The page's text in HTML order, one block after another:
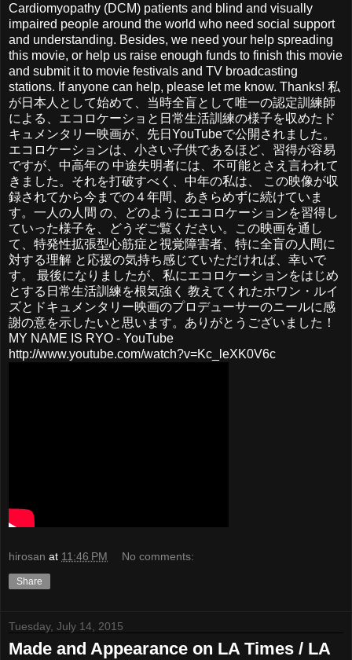
Cardiomyopathy (DCM) patients and blind and visually
impaired people around the world who need social support
and understanding. Besides, we need your help spreading
this movie, or help us raise enough funds to finish this movie
and submit it to movie festivals and TV broadcasting
stations. If anyone can help, please let me know. Thanks! 私
が日本人として始めて、当時全盲として唯一の認定訓練師
による、エコロケーショと日常生活訓練の様子を収めたド
キュメンタリー映画が、先日YouTubeで公開されました。
エコロケーションは、小さい子供であるほど、習得が容易
ですが、中高年の 中途失明者には、不可能とさえ言われて
きました。それを打破すべく、中年の私は、 この映像が収
録されてから今までの４年間、あきらめずに続けていま
す。一人の人間 の、どのようにエコロケーションを習得し
ていった様子を、どうぞご覧ください。この映画を通し
て、特発性拡張型心筋症と視覚障害者、特に全盲の人間に
対する理解 と応援の気持ち感じていただければ、幸いで
す。 最後になりましたが、私にエコロケーションをはじめ
とする日常生活訓練を根気強く 教えてくれたホワン・ルイ
ズとドキュメンタリー映画のプロデューサーのニールに感
謝の意を示したいと思います。ありがとうございました！
MY NAME IS RYO - YouTube
http://www.youtube.com/watch?v=Kc_leXK0V6c
hirosan at 11:46 PM No comments:
Share
Tuesday, July 14, 2015
Made and Appearance on LA Times / LA